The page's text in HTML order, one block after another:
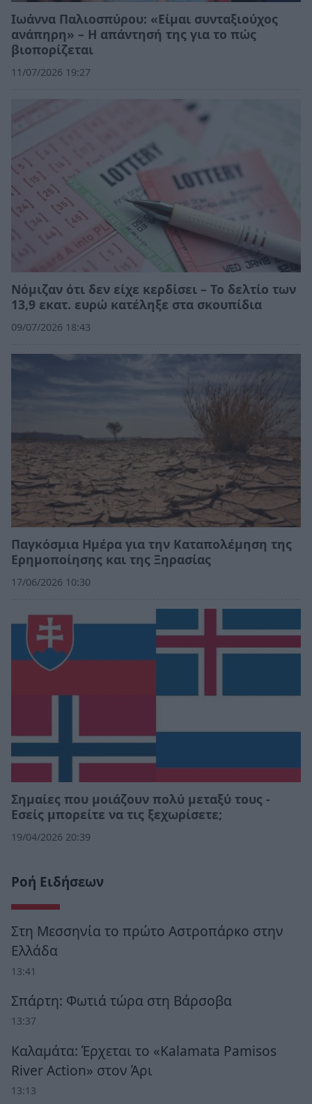
Ιωάννα Παλιοσπύρου: «Είμαι συνταξιούχος
ανάπηρη» – Η απάντησή της για το πώς
βιοπορίζεται
11/07/2026 19:27
Νόμιζαν ότι δεν είχε κερδίσει – Το δελτίο των
13,9 εκατ. ευρώ κατέληξε στα σκουπίδια
09/07/2026 18:43
Παγκόσμια Ημέρα για την Καταπολέμηση της
Ερημοποίησης και της Ξηρασίας
17/06/2026 10:30
Σημαίες που μοιάζουν πολύ μεταξύ τους -
Εσείς μπορείτε να τις ξεχωρίσετε;
19/04/2026 20:39
Ροή Ειδήσεων
Στη Μεσσηνία το πρώτο Αστροπάρκο στην
Ελλάδα
13:41
Σπάρτη: Φωτιά τώρα στη Βάρσοβα
13:37
Καλαμάτα: Έρχεται το «Kalamata Pamisos
River Action» στον Άρι
13:13